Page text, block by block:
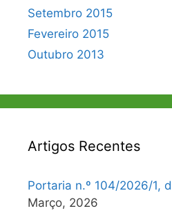
Setembro 2015
Fevereiro 2015
Outubro 2013
Artigos Recentes
Portaria n.º 104/2026/1,
Março, 2026